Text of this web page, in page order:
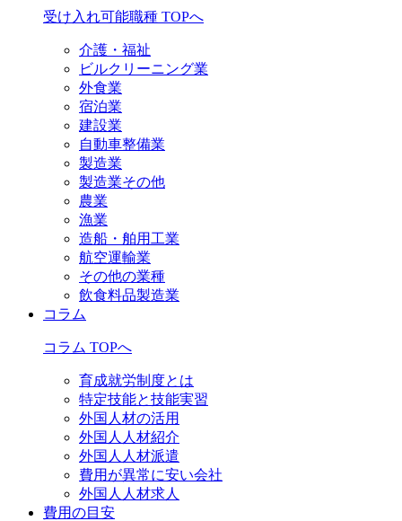
受け入れ可能職種 TOPへ
介護・福祉
ビルクリーニング業
外食業
宿泊業
建設業
自動車整備業
製造業
製造業その他
農業
漁業
造船・舶用工業
航空運輸業
その他の業種
飲食料品製造業
コラム
コラム TOPへ
育成就労制度とは
特定技能と技能実習
外国人材の活用
外国人人材紹介
外国人人材派遣
費用が異常に安い会社
外国人人材求人
費用の目安